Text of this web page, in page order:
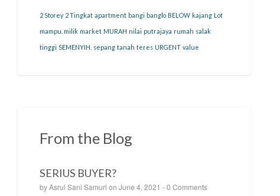
2 Storey 2 Tingkat apartment bangi banglo BELOW kajang Lot
mampu. milik market MURAH nilai putrajaya rumah salak
tinggi SEMENYIH. sepang tanah teres URGENT value
From the Blog
SERIUS BUYER?
byAsrul Sani Samuri on June 4, 2021 -0 Comments